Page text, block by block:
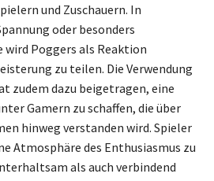
und Zuschauern. In
oder besonders
Poggers als Reaktion
zu teilen. Die Verwendung
zudem dazu beigetragen, eine
Gamern zu schaffen, die über
hinweg verstanden wird. Spieler
Atmosphäre des Enthusiasmus zu
als auch verbindend